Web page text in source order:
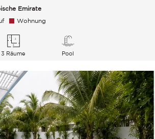
Emirate
Wohnung
3 Räume Pool